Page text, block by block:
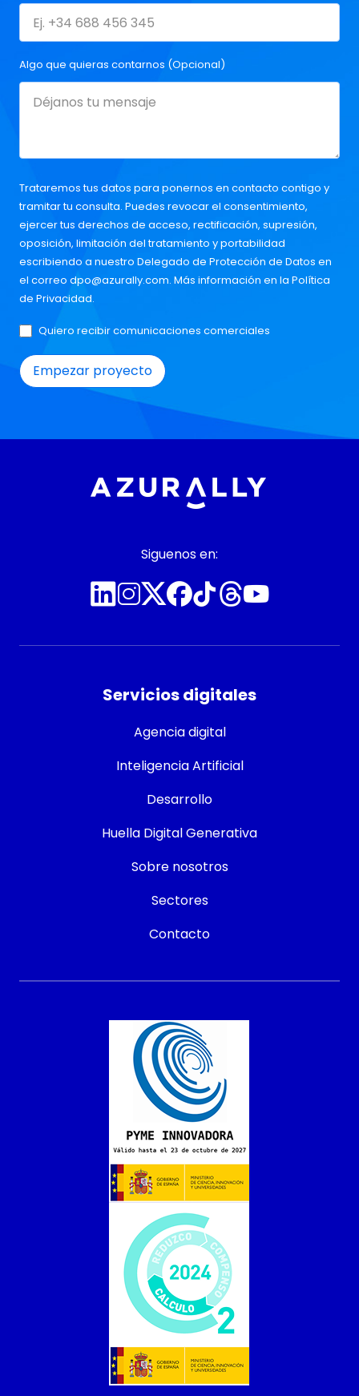
Algo que quieras contarnos (Opcional)
Trataremos tus datos para ponernos en contacto contigo y
tramitar tu consulta. Puedes revocar el consentimiento,
ejercer tus derechos de acceso, rectificación, supresión,
oposición, limitación del tratamiento y portabilidad
escribiendo a nuestro Delegado de Protección de Datos en
el correo dpo@azurally.com. Más información en la Política
de Privacidad.
Quiero recibir comunicaciones comerciales
Siguenos en:
Servicios digitales
Agencia digital
Inteligencia Artificial
Desarrollo
Huella Digital Generativa
Sobre nosotros
Sectores
Contacto